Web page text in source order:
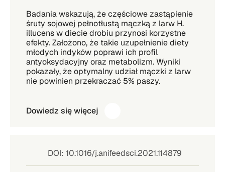
Badania wskazują, że częściowe zastąpienie
śruty sojowej pełnotłustą mączką z larw H.
illucens w diecie drobiu przynosi korzystne
efekty. Założono, że takie uzupełnienie diety
młodych indyków poprawi ich profil
antyoksydacyjny oraz metabolizm. Wyniki
pokazały, że optymalny udział mączki z larw
nie powinien przekraczać 5% paszy.
Dowiedz się więcej
DOI: 10.1016/j.anifeedsci.2021.114879